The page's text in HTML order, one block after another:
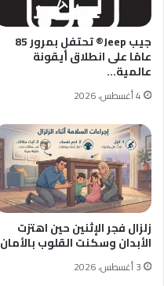
جيب Jeep®️ تحتفل بمرور 85
عامًا على انطلاق أيقونة
عالمية…
4 أغسطس، 2026
زلزال فجر الإثنين حين اهتزت
الأبدان وسكنت القلوب بالأمان
3 أغسطس، 2026